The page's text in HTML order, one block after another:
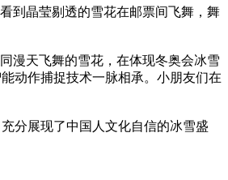
到晶莹剔透的雪花在邮票间飞舞，舞
漫天飞舞的雪花，在体现冬奥会冰雪
动作捕捉技术一脉相承。小朋友们在
分展现了中国人文化自信的冰雪盛